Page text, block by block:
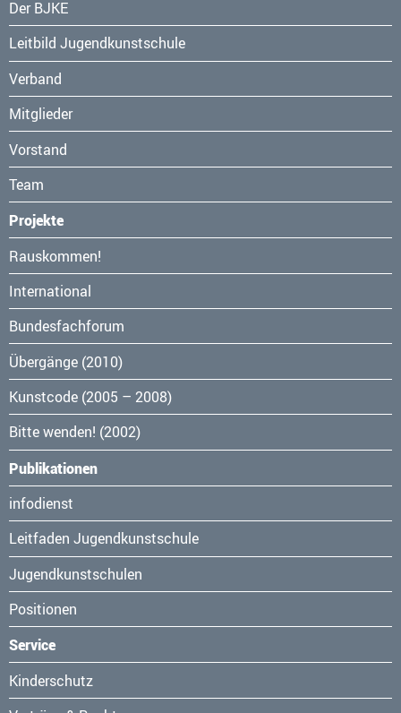
Navigation
überspringen
Der BJKE
Leitbild Jugendkunstschule
Verband
Mitglieder
Vorstand
Team
Projekte
Navigation
überspringen
Rauskommen!
International
Bundesfachforum
Übergänge (2010)
Kunstcode (2005 – 2008)
Bitte wenden! (2002)
Publikationen
Navigation
überspringen
infodienst
Leitfaden Jugendkunstschule
Jugendkunstschulen
Positionen
Service
Navigation
überspringen
Kinderschutz